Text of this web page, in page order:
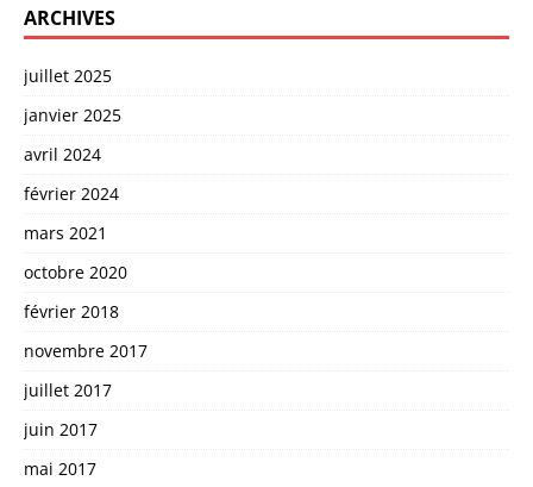
ARCHIVES
juillet 2025
janvier 2025
avril 2024
février 2024
mars 2021
octobre 2020
février 2018
novembre 2017
juillet 2017
juin 2017
mai 2017